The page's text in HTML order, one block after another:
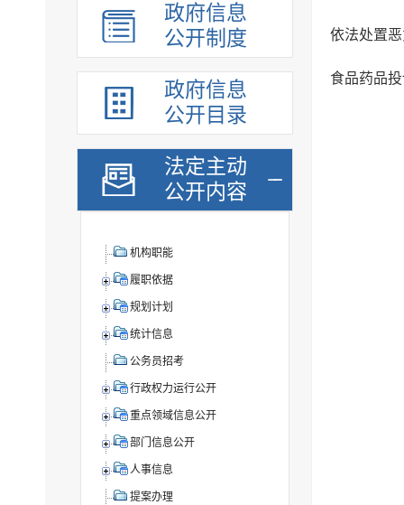
政府信息
公开制度
政府信息
公开目录
法定主动
公开内容
机构职能
履职依据
规划计划
统计信息
公务员招考
行政权力运行公开
重点领域信息公开
部门信息公开
人事信息
提案办理
依法处置
食品药品